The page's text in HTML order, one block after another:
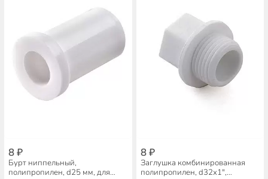
8 ₽
Бурт ниппельный,
полипропилен, d25 мм, для
8 ₽
Заглушка комбинированная
полипропилен, d32х1",